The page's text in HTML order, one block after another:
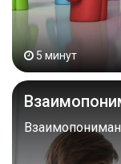
5 минут